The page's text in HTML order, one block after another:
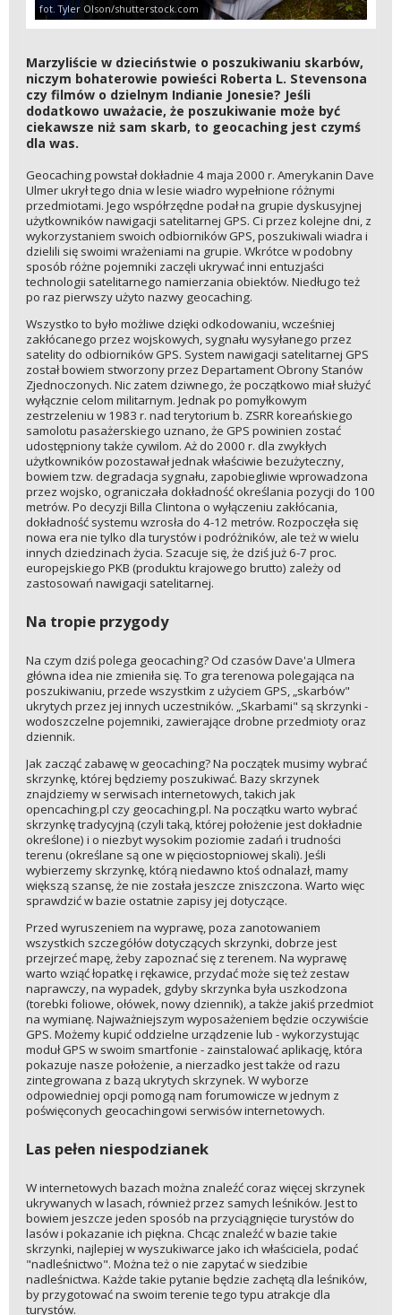
fot. Tyler Olson/shutterstock.com
Marzyliście w dzieciństwie o poszukiwaniu skarbów,
niczym bohaterowie powieści Roberta L. Stevensona
czy filmów o dzielnym Indianie Jonesie? Jeśli
dodatkowo uważacie, że poszukiwanie może być
ciekawsze niż sam skarb, to geocaching jest czymś
dla was.
Geocaching powstał dokładnie 4 maja 2000 r. Amerykanin Dave
Ulmer ukrył tego dnia w lesie wiadro wypełnione różnymi
przedmiotami. Jego współrzędne podał na grupie dyskusyjnej
użytkowników nawigacji satelitarnej GPS. Ci przez kolejne dni, z
wykorzystaniem swoich odbiorników GPS, poszukiwali wiadra i
dzielili się swoimi wrażeniami na grupie. Wkrótce w podobny
sposób różne pojemniki zaczęli ukrywać inni entuzjaści
technologii satelitarnego namierzania obiektów. Niedługo też
po raz pierwszy użyto nazwy geocaching.
Wszystko to było możliwe dzięki odkodowaniu, wcześniej
zakłócanego przez wojskowych, sygnału wysyłanego przez
satelity do odbiorników GPS. System nawigacji satelitarnej GPS
został bowiem stworzony przez Departament Obrony Stanów
Zjednoczonych. Nic zatem dziwnego, że początkowo miał służyć
wyłącznie celom militarnym. Jednak po pomyłkowym
zestrzeleniu w 1983 r. nad terytorium b. ZSRR koreańskiego
samolotu pasażerskiego uznano, że GPS powinien zostać
udostępniony także cywilom. Aż do 2000 r. dla zwykłych
użytkowników pozostawał jednak właściwie bezużyteczny,
bowiem tzw. degradacja sygnału, zapobiegliwie wprowadzona
przez wojsko, ograniczała dokładność określania pozycji do 100
metrów. Po decyzji Billa Clintona o wyłączeniu zakłócania,
dokładność systemu wzrosła do 4-12 metrów. Rozpoczęła się
nowa era nie tylko dla turystów i podróżników, ale też w wielu
innych dziedzinach życia. Szacuje się, że dziś już 6-7 proc.
europejskiego PKB (produktu krajowego brutto) zależy od
zastosowań nawigacji satelitarnej.
Na tropie przygody
Na czym dziś polega geocaching? Od czasów Dave'a Ulmera
główna idea nie zmieniła się. To gra terenowa polegająca na
poszukiwaniu, przede wszystkim z użyciem GPS, „skarbów"
ukrytych przez jej innych uczestników. „Skarbami" są skrzynki -
wodoszczelne pojemniki, zawierające drobne przedmioty oraz
dziennik.
Jak zacząć zabawę w geocaching? Na początek musimy wybrać
skrzynkę, której będziemy poszukiwać. Bazy skrzynek
znajdziemy w serwisach internetowych, takich jak
opencaching.pl czy geocaching.pl. Na początku warto wybrać
skrzynkę tradycyjną (czyli taką, której położenie jest dokładnie
określone) i o niezbyt wysokim poziomie zadań i trudności
terenu (określane są one w pięciostopniowej skali). Jeśli
wybierzemy skrzynkę, którą niedawno ktoś odnalazł, mamy
większą szansę, że nie została jeszcze zniszczona. Warto więc
sprawdzić w bazie ostatnie zapisy jej dotyczące.
Przed wyruszeniem na wyprawę, poza zanotowaniem
wszystkich szczegółów dotyczących skrzynki, dobrze jest
przejrzeć mapę, żeby zapoznać się z terenem. Na wyprawę
warto wziąć łopatkę i rękawice, przydać może się też zestaw
naprawczy, na wypadek, gdyby skrzynka była uszkodzona
(torebki foliowe, ołówek, nowy dziennik), a także jakiś przedmiot
na wymianę. Najważniejszym wyposażeniem będzie oczywiście
GPS. Możemy kupić oddzielne urządzenie lub - wykorzystując
moduł GPS w swoim smartfonie - zainstalować aplikację, która
pokazuje nasze położenie, a nierzadko jest także od razu
zintegrowana z bazą ukrytych skrzynek. W wyborze
odpowiedniej opcji pomogą nam forumowicze w jednym z
poświęconych geocachingowi serwisów internetowych.
Las pełen niespodzianek
W internetowych bazach można znaleźć coraz więcej skrzynek
ukrywanych w lasach, również przez samych leśników. Jest to
bowiem jeszcze jeden sposób na przyciągnięcie turystów do
lasów i pokazanie ich piękna. Chcąc znaleźć w bazie takie
skrzynki, najlepiej w wyszukiwarce jako ich właściciela, podać
"nadleśnictwo". Można też o nie zapytać w siedzibie
nadleśnictwa. Każde takie pytanie będzie zachętą dla leśników,
by przygotować na swoim terenie tego typu atrakcje dla
turystów.